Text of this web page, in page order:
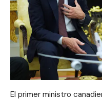
El primer ministro